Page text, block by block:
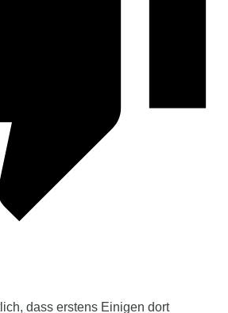
dass erstens Einigen dort